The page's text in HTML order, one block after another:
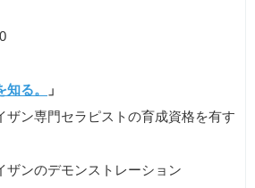
る。
」
ザン専門セラピストの育成資格を有す
ザンのデモンストレーション